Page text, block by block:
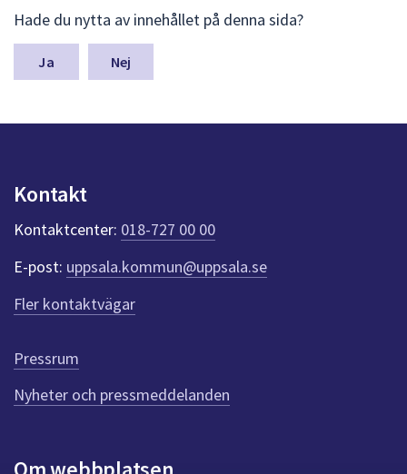
ä
m
a
y
n
t
r
ö
e
n
n
i
Hade du nytta av innehållet på denna sida?
Nej
Kontakt
Kontaktcenter: 018-727 00 00
E-post: uppsala.kommun@uppsala.se
Fler kontaktvägar
Pressrum
Nyheter och pressmeddelanden